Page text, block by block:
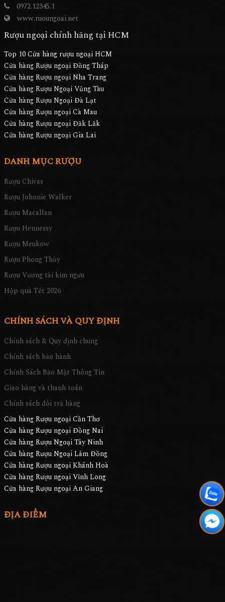
0972.12345.1
www.ruoungoai.net
Rượu ngoại chính hãng tại HCM
Top 10 Cửa hàng rượu ngoại HCM
Cửa hàng Rượu ngoại Đồng Tháp
Cửa hàng Rượu ngoại Nha Trang
Cửa hàng Rượu Ngoại Vũng Tàu
Cửa hàng Rượu Ngoại Đà Lạt
Cửa hàng Rượu ngoại Cà Mau
Cửa hàng Rượu ngoại Đăk Lăk
Cửa hàng Rượu ngoại Gia Lai
DANH MỤC RƯỢU
Rượu Chivas
Rượu Johnnie Walker
Rượu Macallan
Rượu Hennessy
Rượu Meukow
Rượu Phong Thủy
Rượu Vương tài kim ngưu
Hộp quà Tết 2026
CHÍNH SÁCH VÀ QUY ĐỊNH
Chính sách & Quy định chung
Chính sách bảo hành
Chính Sách Bảo Mật Thông Tin
Giao hàng và thanh toán
Chính sách đổi trả hàng
Cửa hàng Rượu ngoại Cần Thơ
Cửa hàng Rượu ngoại Đồng Nai
Cửa hàng Rượu Ngoại Tây Ninh
Cửa hàng Rượu Ngoại Lâm Đồng
Cửa hàng Rượu ngoại Khánh Hoà
Cửa hàng Rượu ngoại Vĩnh Long
Cửa hàng Rượu ngoại An Giang
ĐỊA ĐIỂM